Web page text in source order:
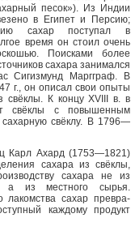
песок»). Из Индии
в Египет и Персию;
сахар посту­пал в
время он стоил очень
Поисками бо­лее
сахара занимался
Сигизмунд Маргграф. В
г., он описал свои опыты
свёклы. К концуXVIII
в. в
свёклы с по­вышенным
свёклу. В 1796—
Карл Ахард (1753—1821)
сахара из свёклы,
сахара не из
а из местного сырья.
лакомства сахар превра­
каж­дому продукт